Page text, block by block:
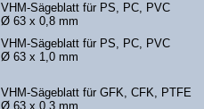
VHM-Sägeblatt für PS, PC, PVC
Ø 63 x 0,8 mm
VHM-Sägeblatt für PS, PC, PVC
Ø 63 x 1,0 mm
VHM-Sägeblatt für GFK, CFK, PTFE
Ø 63 x 0,3 mm